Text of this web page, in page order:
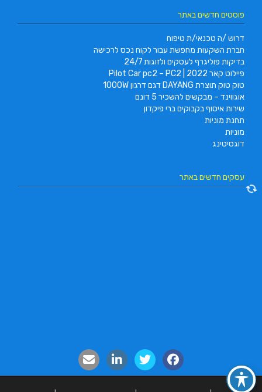
פוסטים חדשים באתר
דרוש /ה טכנאי/ת טיפוח
חברת השקעות מחפשת עבור לקוח נכס לרכישה
בדיקות פוליגרף לעסקים ולזוגות 24/7
פיילוט קאר 2022 | Pilot Car pc2 – PC2
טוק טוק תוצרת DAYANG דגם דרגון 1000W
אוגווינד – מבקשים להשכיר 5 דונם
שירות איסוף בקבוקים ברי פיקדון
תחנת מוניות
מוניות
דוגסיטינג
עסקים חדשים באתר